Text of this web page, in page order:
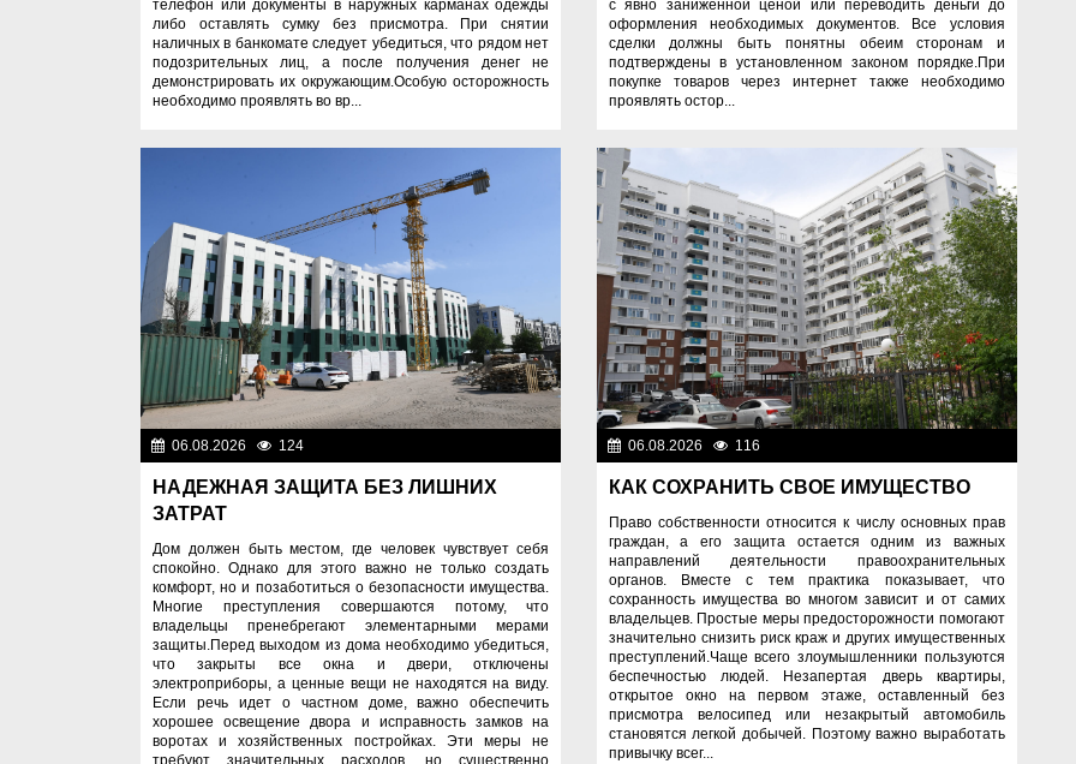
телефон или документы в наружных карманах одежды
либо оставлять сумку без присмотра. При снятии
наличных в банкомате следует убедиться, что рядом нет
подозрительных лиц, а после получения денег не
демонстрировать их окружающим.Особую осторожность
необходимо проявлять во вр...
с явно заниженной ценой или переводить деньги до
оформления необходимых документов. Все условия
сделки должны быть понятны обеим сторонам и
подтверждены в установленном законом порядке.При
покупке товаров через интернет также необходимо
проявлять остор...
06.08.2026 124
НАДЕЖНАЯ ЗАЩИТА БЕЗ ЛИШНИХ
ЗАТРАТ
Дом должен быть местом, где человек чувствует себя
спокойно. Однако для этого важно не только создать
комфорт, но и позаботиться о безопасности имущества.
Многие преступления совершаются потому, что
владельцы пренебрегают элементарными мерами
защиты.Перед выходом из дома необходимо убедиться,
что закрыты все окна и двери, отключены
электроприборы, а ценные вещи не находятся на виду.
Если речь идет о частном доме, важно обеспечить
хорошее освещение двора и исправность замков на
воротах и хозяйственных постройках. Эти меры не
требуют значительных расходов, но существенно
06.08.2026 116
КАК СОХРАНИТЬ СВОЕ ИМУЩЕСТВО
Право собственности относится к числу основных прав
граждан, а его защита остается одним из важных
направлений деятельности правоохранительных
органов. Вместе с тем практика показывает, что
сохранность имущества во многом зависит и от самих
владельцев. Простые меры предосторожности помогают
значительно снизить риск краж и других имущественных
преступлений.Чаще всего злоумышленники пользуются
беспечностью людей. Незапертая дверь квартиры,
открытое окно на первом этаже, оставленный без
присмотра велосипед или незакрытый автомобиль
становятся легкой добычей. Поэтому важно выработать
привычку всег...